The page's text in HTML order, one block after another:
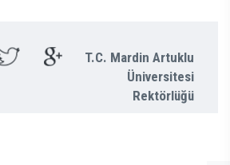
T.C. Mardin Artuklu
Üniversitesi
Rektörlüğü